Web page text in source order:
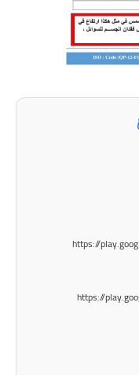
المتوسطة
الاعدادية
https://
https://